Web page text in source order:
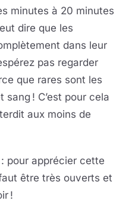
minutes à 20 minutes
dire que les
dans leur
pas regarder
que rares sont les
! C’est pour cela
aux moins de
pour apprécier cette
être très ouverts et
!